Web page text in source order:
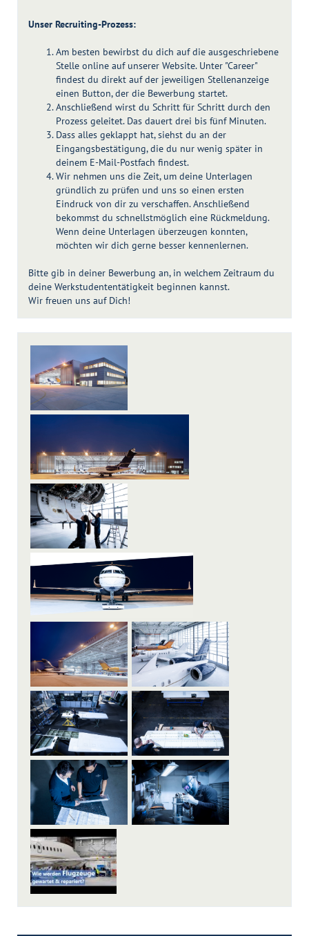
Unser Recruiting-Prozess:
Am besten bewirbst du dich auf die ausgeschriebene
Stelle online auf unserer Website. Unter "Career"
findest du direkt auf der jeweiligen Stellenanzeige
einen Button, der die Bewerbung startet.
Anschließend wirst du Schritt für Schritt durch den
Prozess geleitet. Das dauert drei bis fünf Minuten.
Dass alles geklappt hat, siehst du an der
Eingangsbestätigung, die du nur wenig später in
deinem E-Mail-Postfach findest.
Wir nehmen uns die Zeit, um deine Unterlagen
gründlich zu prüfen und uns so einen ersten
Eindruck von dir zu verschaffen. Anschließend
bekommst du schnellstmöglich eine Rückmeldung.
Wenn deine Unterlagen überzeugen konnten,
möchten wir dich gerne besser kennenlernen.
Bitte gib in deiner Bewerbung an, in welchem Zeitraum du
deine Werkstudententätigkeit beginnen kannst.
Wir freuen uns auf Dich!